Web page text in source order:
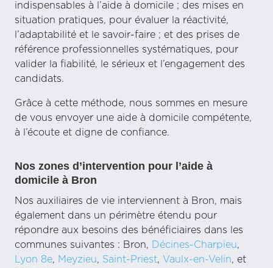
indispensables à l’aide à domicile ; des mises en
situation pratiques, pour évaluer la réactivité,
l’adaptabilité et le savoir-faire ; et des prises de
référence professionnelles systématiques, pour
valider la fiabilité, le sérieux et l’engagement des
candidats.
Grâce à cette méthode, nous sommes en mesure
de vous envoyer une aide à domicile compétente,
à l’écoute et digne de confiance.
Nos zones d’intervention pour l’aide à
domicile à Bron
Nos auxiliaires de vie interviennent à Bron, mais
également dans un périmètre étendu pour
répondre aux besoins des bénéficiaires dans les
communes suivantes : Bron,
Décines-Charpieu,
Lyon 8e, Meyzieu, Saint-Priest, Vaulx-en-Velin, et